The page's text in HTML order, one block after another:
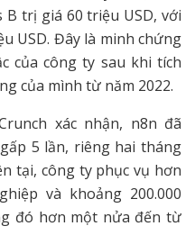
trị giá 60 triệu USD, với
USD. Đây là minh chứng
của công ty sau khi tích
của mình từ năm 2022.
xác nhận, n8n đã
5 lần, riêng hai tháng
tại, công ty phục vụ hơn
và khoảng 200.000
đó hơn một nửa đến từ